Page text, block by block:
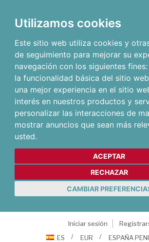
Utilizamos cookies
Este sitio web utiliza cookies y
de seguimiento para mejorar su
navegación con los siguientes fines:
la funcionalidad básica del sitio web
una mejor experiencia en el sitio
interés en nuestros productos y
personalizar las interacciones de
mostrar anuncios que sean más
usted.
ACEPTAR
RECHAZAR
CAMBIAR
Iniciar sesión
ES
EUR ESPAÑA